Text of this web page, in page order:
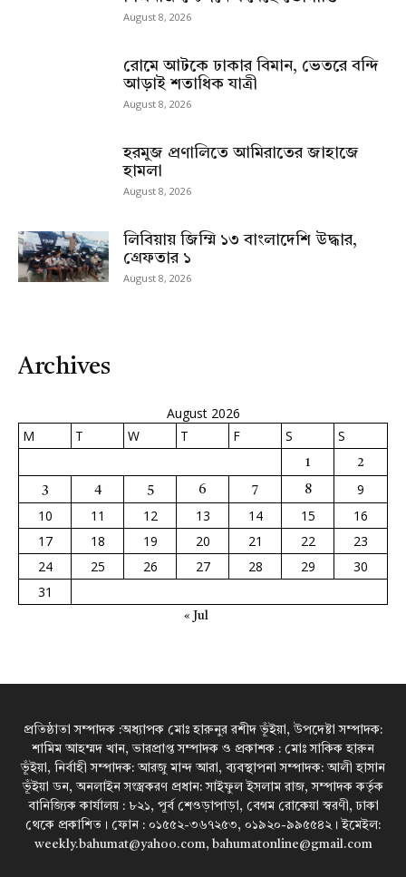
August 8, 2026
রোমে আটকে ঢাকার বিমান, ভেতরে বন্দি
আড়াই শতাধিক যাত্রী
August 8, 2026
হরমুজ প্রণালিতে আমিরাতের জাহাজে
হামলা
August 8, 2026
লিবিয়ায় জিম্মি ১৩ বাংলাদেশি উদ্ধার,
গ্রেফতার ১
August 8, 2026
Archives
August 2026
M
T W T F S S
1 2
3 4 5 6 7 8
9
10
11 12 13 14 15
16
17
18 19 20 21 22
23
24
25 26 27 28 29
30
31
« Jul
প্রতিষ্ঠাতা সম্পাদক :অধ্যাপক মোঃ হারুনুর রশীদ ভূঁইয়া, উপদেষ্টা সম্পাদক:
শামিম আহম্মদ খান, ভারপ্রাপ্ত সম্পাদক ও প্রকাশক : মোঃ সাকিক হারুন
ভূঁইয়া, নির্বাহী সম্পাদক: আরজু মান্দ আরা, ব্যবস্থাপনা সম্পাদক: আলী হাসান
ভূঁইয়া ডন, অনলাইন সংস্ত্রকরণ প্রধান: সাইফুল ইসলাম রাজ, সম্পাদক কর্তৃক
বানিজ্যিক কার্যালয় : ৮২১, পূর্ব শেওড়াপাড়া, বেগম রোকেয়া স্বরণী, ঢাকা
থেকে প্রকাশিত। ফোন : ০১৫৫২-৩৬৭২৫৩, ০১৯২০-৯৯৫৫৪২। ইমেইল:
weekly.bahumat@yahoo.com, bahumatonline@gmail.com